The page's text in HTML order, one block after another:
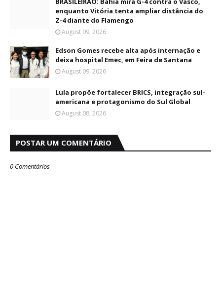
enquanto Vitória tenta ampliar distância do
Z-4 diante do Flamengo
August 09, 2026
Edson Gomes recebe alta após internação e
deixa hospital Emec, em Feira de Santana
August 09, 2026
Lula propõe fortalecer BRICS, integração sul-
americana e protagonismo do Sul Global
August 08, 2026
POSTAR UM COMENTÁRIO
0 Comentários